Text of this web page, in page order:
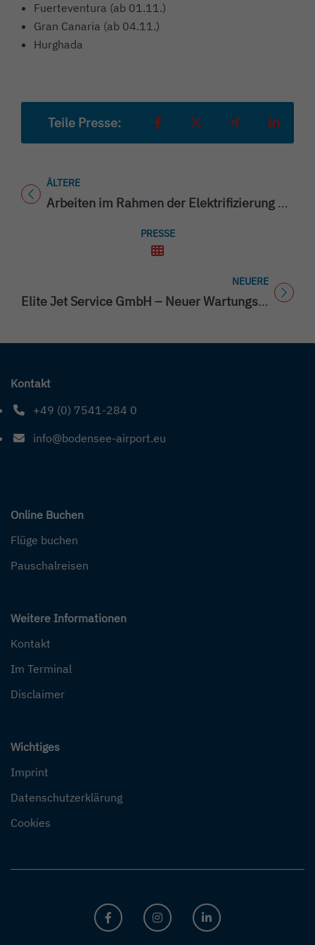
Fuerteventura (ab 01.11.)
Gran Canaria (ab 04.11.)
Hurghada
Teile Presse: Teilen auf Facebook
Teilen auf XTeilen auf Xing
Teilen
ÄLTERE
Titel für Presse
Arbeiten im Rahmen der Elektrifizierung der Südbahn
PRESSE
NEUERE
Titel für Presse
Elite Jet Service GmbH – Neuer Wartungsbetrieb am Flughafen Friedrichshafen
Kontakt
+49 (0) 7541-284 0
Telefonnummer: 4 9 0 7 5 4 1 2 8 4 0
info@bodensee-airport.eu
E-Mail Adresse: info@bodensee-airport.eu
Online Buchen
Flüge buchen
Pauschalreisen
Weitere Informationen
Kontakt
Im Terminal
Disclaimer
Wichtiges
Imprint
Datenschutzerklärung
Cookies
FACEBOOKINSTAGRAMLINKEDIN